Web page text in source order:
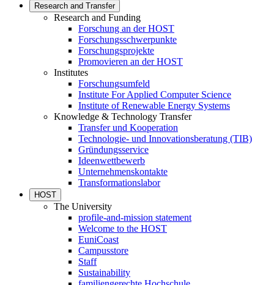
Research and Transfer
Research and Funding
Forschung an der HOST
Forschungsschwerpunkte
Forschungsprojekte
Promovieren an der HOST
Institutes
Forschungsumfeld
Institute For Applied Computer Science
Institute of Renewable Energy Systems
Knowledge & Technology Transfer
Transfer und Kooperation
Technologie- und Innovationsberatung (TIB)
Gründungsservice
Ideenwettbewerb
Unternehmenskontakte
Transformationslabor
HOST
The University
profile-and-mission statement
Welcome to the HOST
EuniCoast
Campusstore
Staff
Sustainability